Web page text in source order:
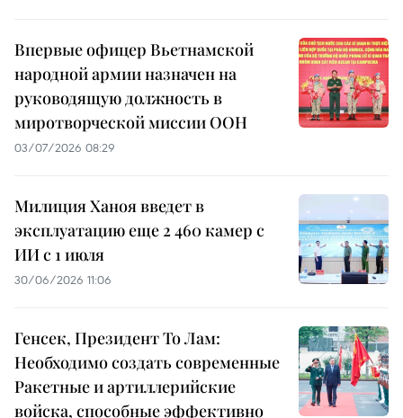
Впервые офицер Вьетнамской
народной армии назначен на
руководящую должность в
миротворческой миссии ООН
03/07/2026 08:29
Милиция Ханоя введет в
эксплуатацию еще 2 460 камер с
ИИ с 1 июля
30/06/2026 11:06
Генсек, Президент То Лам:
Необходимо создать современные
Ракетные и артиллерийские
войска, способные эффективно